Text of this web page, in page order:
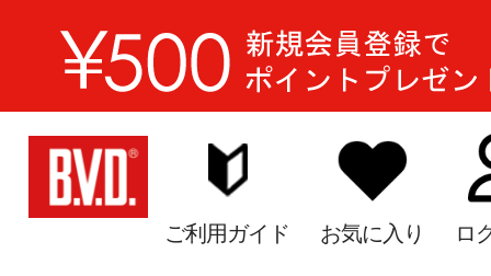
ご利用ガイド お気に入り ロ